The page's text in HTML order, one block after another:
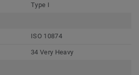
Type I
ISO 10874
34 Very Heavy